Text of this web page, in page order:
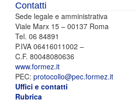
Contatti
Sede legale e amministrativa
Viale Marx 15 – 00137 Roma
Tel. 06 84891
P.IVA 06416011002 –
C.F. 80048080636
www.formez.it
PEC: protocollo@pec.formez.it
Uffici e contatti
Rubrica